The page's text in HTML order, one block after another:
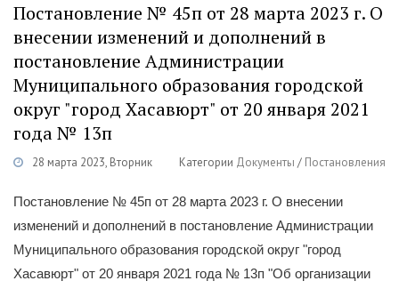
Постановление № 45п от 28 марта 2023 г. О
внесении изменений и дополнений в
постановление Администрации
Муниципального образования городской
округ "город Хасавюрт" от 20 января 2021
года № 13п
28 марта 2023, Вторник Категории Документы / Постановления
Постановление № 45п от 28 марта 2023 г. О внесении
изменений и дополнений в постановление Администрации
Муниципального образования городской округ "город
Хасавюрт" от 20 января 2021 года № 13п "Об организации